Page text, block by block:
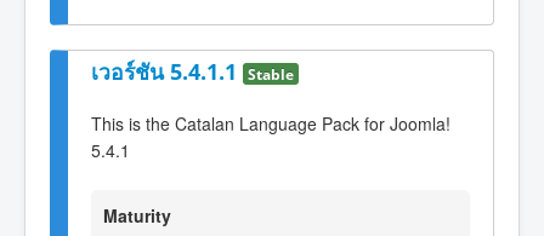
เวอร์ชัน 5.4.1.1 Stable
This is the Catalan Language Pack for Joomla!
5.4.1
Maturity